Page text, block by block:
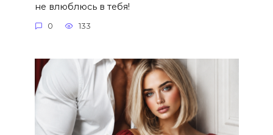
не влюблюсь в тебя!
0 133